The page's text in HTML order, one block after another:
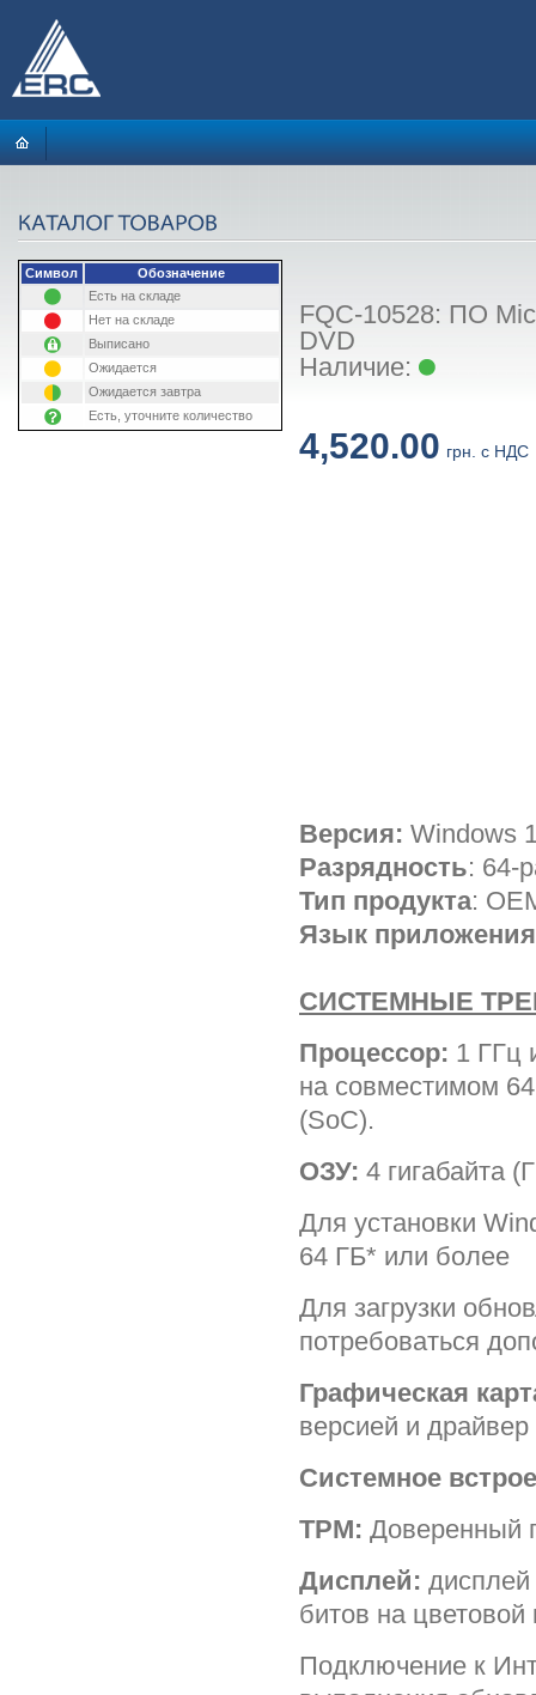
Символ
Обозначение
Есть на складе
Нет на складе
Выписано
Ожидается
Ожидается завтра
Есть, уточните количество
FQC-10528: ПО
DVD
Наличие:
4,520.00 грн. с НДС
Версия: Windows
Разрядность: 64-
Тип продукта:
Язык приложения
СИСТЕМНЫЕ
Процессор: 1 ГГц
на совместимом
(SoC).
ОЗУ: 4 гигабайта
Для установки
64 ГБ* или более
Для загрузки
потребоваться
Графическая
версией и
Системное
TPM: Доверенный
Дисплей: дисплей
битов на цветовой
Подключение к